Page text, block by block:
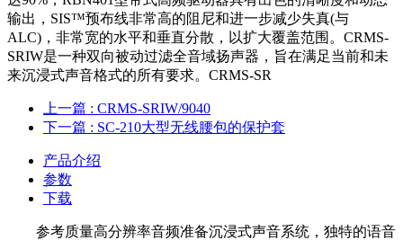
输出，SIS™预布线非常高的阻尼和进一步减少失真(与
ALC)，非常宽的水平和垂直分散，以扩大覆盖范围。CRMS-
SRIW是一种双向被动过滤全音域扬声器，旨在满足当前和未
来沉浸式声音格式的所有要求。CRMS-SR
上一篇 : CRMS-SRIW/9040
下一篇 : SC-210大型无线腰包的保护套
产品介绍
参数
下载
参考质量高分辨率音频准备沉浸式声音系统，独特的语音